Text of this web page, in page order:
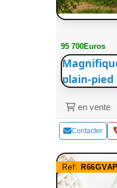
95 700Euros
plain-pied
en vente
Contacter
Ref: